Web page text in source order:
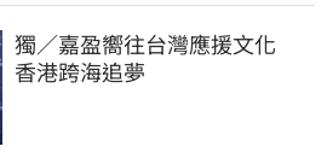
獨／嘉盈嚮往台灣應援文化
香港跨海追夢